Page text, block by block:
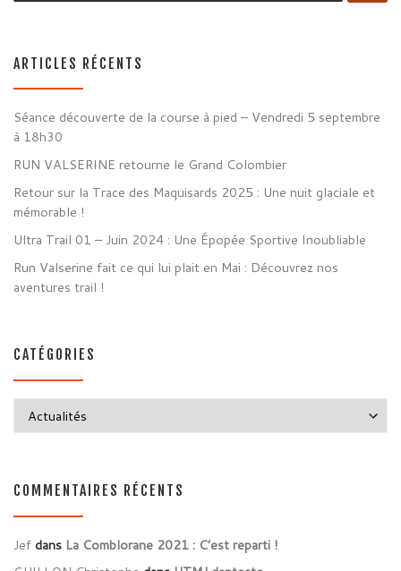
ARTICLES RÉCENTS
Séance découverte de la course à pied – Vendredi 5 septembre
à 18h30
RUN VALSERINE retourne le Grand Colombier
Retour sur la Trace des Maquisards 2025 : Une nuit glaciale et
mémorable !
Ultra Trail 01 – Juin 2024 : Une Épopée Sportive Inoubliable
Run Valserine fait ce qui lui plait en Mai : Découvrez nos
aventures trail !
CATÉGORIES
COMMENTAIRES RÉCENTS
Jef dans La Comblorane 2021 : C’est reparti !